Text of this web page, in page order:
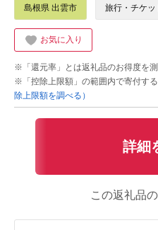
島根県 出雲市 旅行・チケ
お気に入り
※「還元率」とは返礼品のお得度を
※「控除上限額」の範囲内で寄付す
除上限額を調べる）
詳細
この返礼品